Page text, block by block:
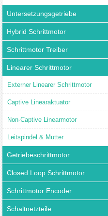
Untersetzungsgetriebe
Hybrid Schrittmotor
Schrittmotor Treiber
Linearer Schrittmotor
Externer Linearer Schrittmotor
Captive Linearaktuator
Non-Captive Linearmotor
Leitspindel & Mutter
Getriebeschrittmotor
Closed Loop Schrittmotor
Schrittmotor Encoder
Schaltnetzteile